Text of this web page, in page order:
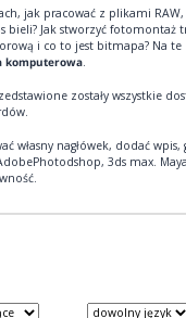
jak pracować z plikami
bieli? Jak stworzyć fotomontaż
i co to jest bitmapa? Na
komputerowa
zostały wszystkie
własny nagłówek, dodać wpis,
3ds max.